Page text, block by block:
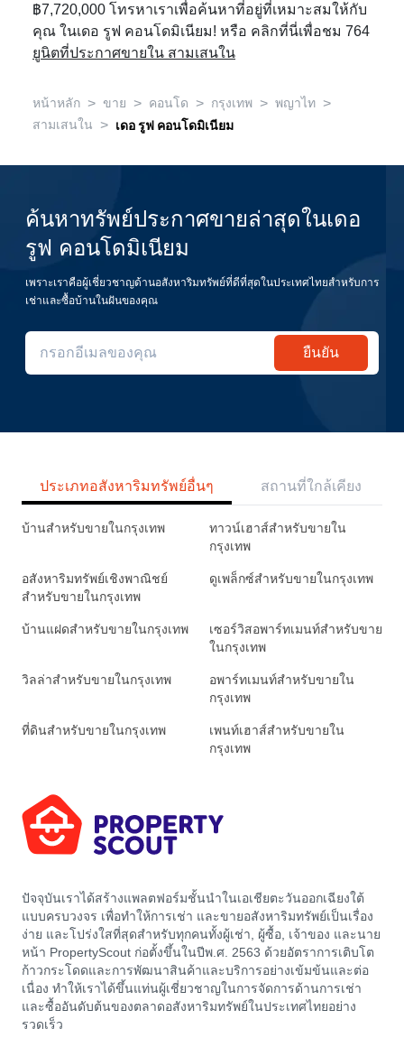
฿7,720,000 โทรหาเราเพื่อค้นหาที่อยู่ที่เหมาะสมให้กับ
คุณ ในเดอ รูฟ คอนโดมิเนียม! หรือ คลิกที่นี่เพื่อชม 764
ยูนิตที่ประกาศขายใน สามเสนใน
หน้าหลัก > ขาย > คอนโด > กรุงเทพ > พญาไท >
สามเสนใน > เดอ รูฟ คอนโดมิเนียม
ค้นหาทรัพย์ประกาศขายล่าสุดในเดอ
รูฟ คอนโดมิเนียม
เพราะเราคือผู้เชี่ยวชาญด้านอสังหาริมทรัพย์ที่ดีที่สุดในประเทศไทยสำหรับการ
เช่าและซื้อบ้านในฝันของคุณ
ยืนยัน
ประเภทอสังหาริมทรัพย์อื่นๆ สถานที่ใกล้เคียง
บ้านสำหรับขายในกรุงเทพ
ทาวน์เฮาส์สำหรับขายใน
กรุงเทพ
อสังหาริมทรัพย์เชิงพาณิชย์
สำหรับขายในกรุงเทพ
ดูเพล็กซ์สำหรับขายในกรุงเทพ
บ้านแฝดสำหรับขายในกรุงเทพ
เซอร์วิสอพาร์ทเมนท์สำหรับขาย
ในกรุงเทพ
วิลล่าสำหรับขายในกรุงเทพ
อพาร์ทเมนท์สำหรับขายใน
กรุงเทพ
ที่ดินสำหรับขายในกรุงเทพ
เพนท์เฮาส์สำหรับขายใน
กรุงเทพ
ปัจจุบันเราได้สร้างแพลตฟอร์มชั้นนำในเอเชียตะวันออกเฉียงใต้
แบบครบวงจร เพื่อทำให้การเช่า และขายอสังหาริมทรัพย์เป็นเรื่อง
ง่าย และโปร่งใสที่สุดสำหรับทุกคนทั้งผู้เช่า, ผู้ซื้อ, เจ้าของ และนาย
หน้า PropertyScout ก่อตั้งขึ้นในปีพ.ศ. 2563 ด้วยอัตราการเติบโต
ก้าวกระโดดและการพัฒนาสินค้าและบริการอย่างเข้มข้นและต่อ
เนื่อง ทำให้เราได้ขึ้นแท่นผู้เชี่ยวชาญในการจัดการด้านการเช่า
และซื้ออันดับต้นของตลาดอสังหาริมทรัพย์ในประเทศไทยอย่าง
รวดเร็ว